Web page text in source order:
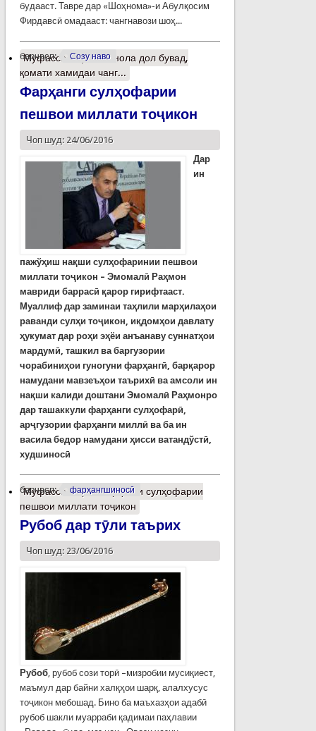
будааст. Тавре дар «Шоҳнома»-и Абулқосим
Фирдавсӣ омадааст: чангнавози шоҳ...
барчасп: Созу наво
Муфассалтаро Ба нола дол бувад,
қомати хамидаи чанг...
Фарҳанги сулҳофарии
пешвои миллати тоҷикон
Чоп шуд: 24/06/2016
Дар
ин
пажўҳиш нақши сулҳофаринии пешвои
миллати тоҷикон – Эмомалӣ Раҳмон
мавриди баррасӣ қарор гирифтааст.
Муаллиф дар заминаи таҳлили марҳилаҳои
раванди сулҳи тоҷикон, иқдомҳои давлату
ҳукумат дар роҳи эҳёи анъанаву суннатҳои
мардумӣ, ташкил ва баргузории
чорабиниҳои гуногуни фарҳангӣ, барқарор
намудани мавзеъҳои таърихӣ ва амсоли ин
нақши калиди доштани Эмомалӣ Раҳмонро
дар ташаккули фарҳанги сулҳофарӣ,
арҷгузории фарҳанги миллӣ ва ба ин
васила бедор намудани ҳисси ватандўстӣ,
худшиносӣ
барчасп: фарҳангшиносӣ
Муфассалтаро Фарҳанги сулҳофарии
пешвои миллати тоҷикон
Рубоб дар тӯли таърих
Чоп шуд: 23/06/2016
Рубоб, рубоб сози торӣ –мизробии мусиқиест,
маъмул дар байни халқҳои шарқ, алалхусус
тоҷикон мебошад. Бино ба маъхазҳои адабӣ
рубоб шакли муарраби қадимаи паҳлавии